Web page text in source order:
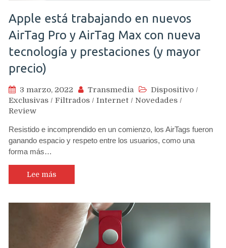
Apple está trabajando en nuevos
AirTag Pro y AirTag Max con nueva
tecnología y prestaciones (y mayor
precio)
3 marzo, 2022 Transmedia Dispositivo /
Exclusivas / Filtrados / Internet / Novedades /
Review
Resistido e incomprendido en un comienzo, los AirTags fueron
ganando espacio y respeto entre los usuarios, como una
forma más…
Lee más